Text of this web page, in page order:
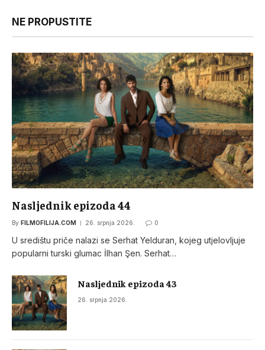
NE PROPUSTITE
Nasljednik epizoda 44
By FILMOFILIJA.COM 26. srpnja 2026. 0
U središtu priče nalazi se Serhat Yelduran, kojeg utjelovljuje
popularni turski glumac İlhan Şen. Serhat…
Nasljednik epizoda 43
26. srpnja 2026.